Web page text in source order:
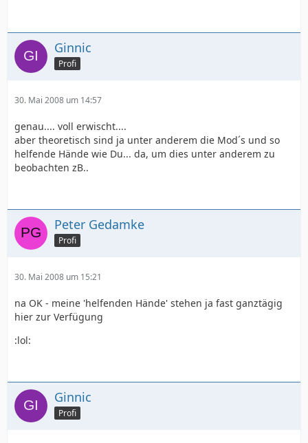
Ginnic
Profi
30. Mai 2008 um 14:57
genau.... voll erwischt....
aber theoretisch sind ja unter anderem die Mod´s und so
helfende Hände wie Du... da, um dies unter anderem zu
beobachten zB..
Peter Gedamke
Profi
30. Mai 2008 um 15:21
na OK - meine 'helfenden Hände' stehen ja fast ganztägig
hier zur Verfügung
:lol:
Ginnic
Profi